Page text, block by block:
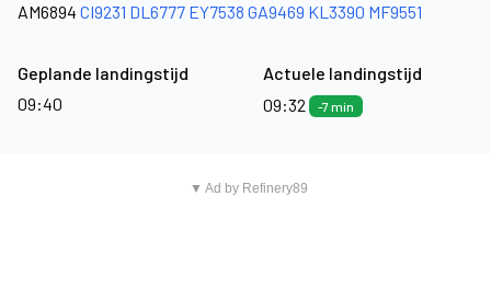
AM6894 CI9231 DL6777 EY7538 GA9469 KL3390 MF9551
Geplande landingstijd
09:40
Actuele landingstijd
09:32
-7 min
▼ Ad by Refinery89